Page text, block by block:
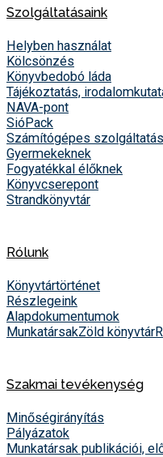
Szolgáltatásaink
Helyben használat
Kölcsönzés
Könyvbedobó láda
Tájékoztatás,
NAVA-pont
SióPack
Számítógépes
Gyermekeknek
Fogyatékkal élőknek
Könyvcserepont
Strandkönyvtár
Rólunk
Könyvtártörténet
Részlegeink
Alapdokumentumok
MunkatársakZöld könyvtár
Szakmai tevékenység
Minőségirányítás
Pályázatok
Munkatársak publikációi,